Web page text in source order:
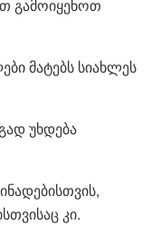
გამოიყენოთ
მატებს სიახლეს
უხდება
კი.